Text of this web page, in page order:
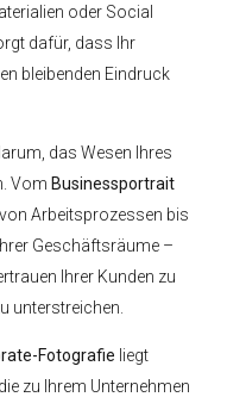
oder Social
dafür, dass Ihr
bleibenden Eindruck
das Wesen Ihres
Vom Businessportrait
Arbeitsprozessen bis
Geschäftsräume –
Ihrer Kunden zu
unterstreichen.
Fotografie liegt
zu Ihrem Unternehmen